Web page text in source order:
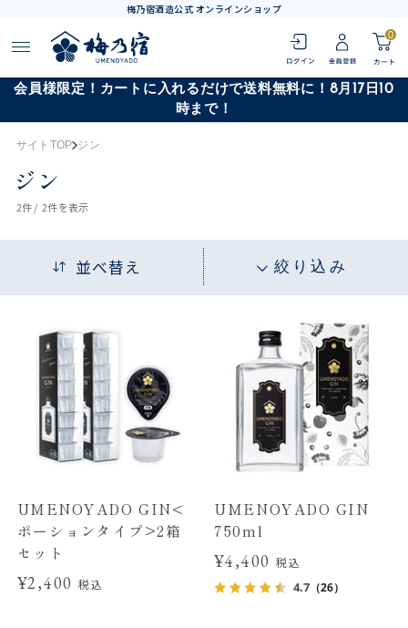
梅乃宿酒造公式 オンラインショップ
0
会員様限定！カートに入れるだけで送料無料に！8月17日10
時まで！
サイトTOP ジン
ジン
2件 / 2件を表示
並べ替え 絞り込み
UMENOYADO GIN<
ポーションタイプ>2箱
セット
¥2,400税込
UMENOYADO GIN
750ml
¥4,400 税込
4.7 （26）